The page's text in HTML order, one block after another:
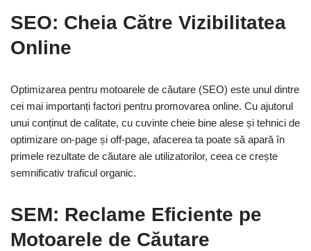
SEO: Cheia Către Vizibilitatea
Online
Optimizarea pentru motoarele de căutare (SEO) este unul dintre
cei mai importanți factori pentru promovarea online. Cu ajutorul
unui conținut de calitate, cu cuvinte cheie bine alese și tehnici de
optimizare on-page și off-page, afacerea ta poate să apară în
primele rezultate de căutare ale utilizatorilor, ceea ce crește
semnificativ traficul organic.
SEM: Reclame Eficiente pe
Motoarele de Căutare